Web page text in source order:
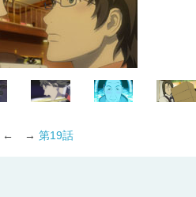
← → 第19話